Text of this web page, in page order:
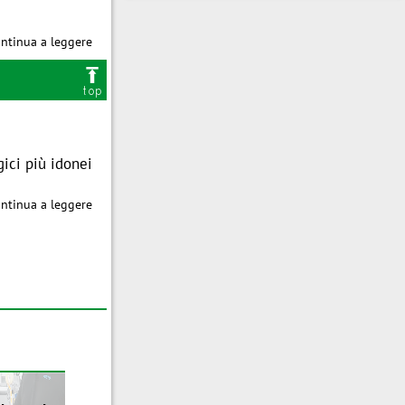
a leggere

top
più idonei
a leggere